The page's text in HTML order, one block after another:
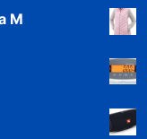
M